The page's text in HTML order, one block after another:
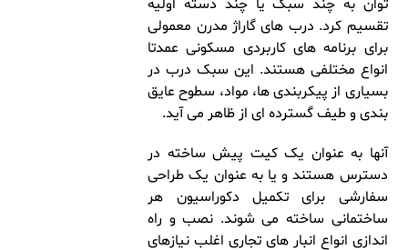
توان به چند سبک یا چند دسته اولیه
تقسیم کرد. درب های گاراژ مدرن معمولی
برای برنامه های کاربردی مسکونی عمدتا
انواع مختلفی هستند. این سبک درب در
بسیاری از پیکربندی ها، مواد، سطوح عایق
بندی و طیف گسترده ای از ظاهر می آید.
آنها به عنوان یک کیت پیش ساخته در
دسترس هستند و یا به عنوان یک طراحی
سفارشی برای تکمیل دکوراسیون هر
ساختمانی ساخته می شوند. نصب و راه
اندازی انواع انبار های تجاری اغلب نیازهای